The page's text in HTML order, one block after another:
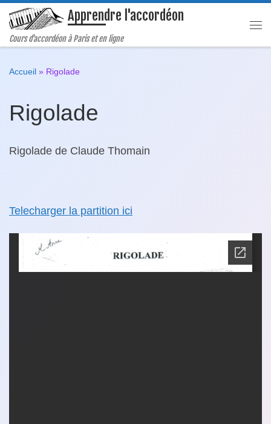
Passer au contenuApprendre l'accordéon
Cours d'accordéon à Paris et en ligne
Accueil » Rigolade
Rigolade
Rigolade de Claude Thomain
Telecharger la partition ici